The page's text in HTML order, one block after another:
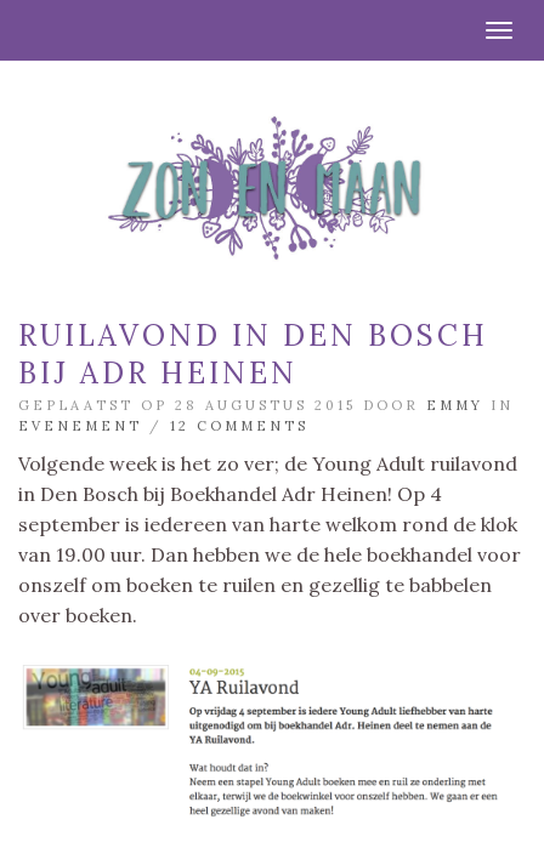
RUILAVOND IN DEN BOSCH
BIJ ADR HEINEN
GEPLAATST OP 28 AUGUSTUS 2015 DOOR EMMY
IN
EVENEMENT
/ 12 COMMENTS
Volgende week is het zo ver; de Young Adult ruilavond
in Den Bosch bij Boekhandel Adr Heinen! Op 4
september is iedereen van harte welkom rond de klok
van 19.00 uur. Dan hebben we de hele boekhandel voor
onszelf om boeken te ruilen en gezellig te babbelen
over boeken.